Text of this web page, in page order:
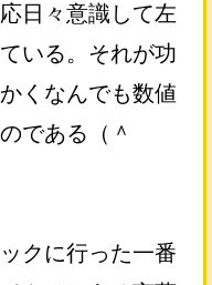
日々意識して左
いる。それが功
くなんでも数値
である（＾
クに行った一番